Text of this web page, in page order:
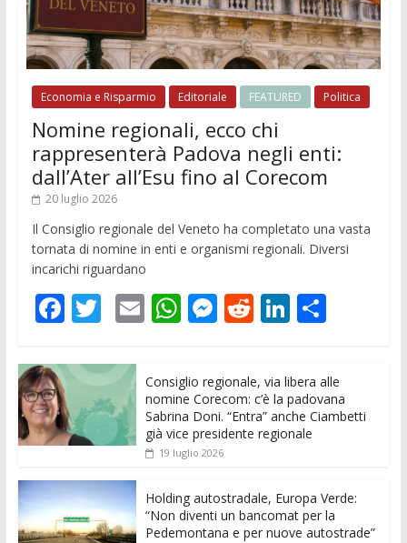
Economia e Risparmio Editoriale FEATURED Politica
Nomine regionali, ecco chi
rappresenterà Padova negli enti:
dall’Ater all’Esu fino al Corecom
20 luglio 2026
Il Consiglio regionale del Veneto ha completato una vasta
tornata di nomine in enti e organismi regionali. Diversi
incarichi riguardano
F
e
b
o
o
k
T
itt
er
E
l
W
at
s
A
p
M
e
n
g
R
di
t
Li
k
e
dI
C
n
di
vi
Consiglio regionale, via libera alle
nomine Corecom: c’è la padovana
Sabrina Doni. “Entra” anche Ciambetti
già vice presidente regionale
19 luglio 2026
Holding autostradale, Europa Verde:
“Non diventi un bancomat per la
Pedemontana e per nuove autostrade”